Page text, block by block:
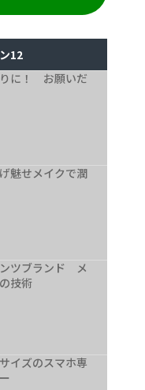
12
に！ お願いだ
魅せメイクで潤
ツブランド メ
技術
イズのスマホ専